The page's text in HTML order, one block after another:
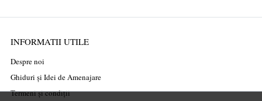
INFORMATII UTILE
Despre noi
Ghiduri și Idei de Amenajare
Termeni și condiții